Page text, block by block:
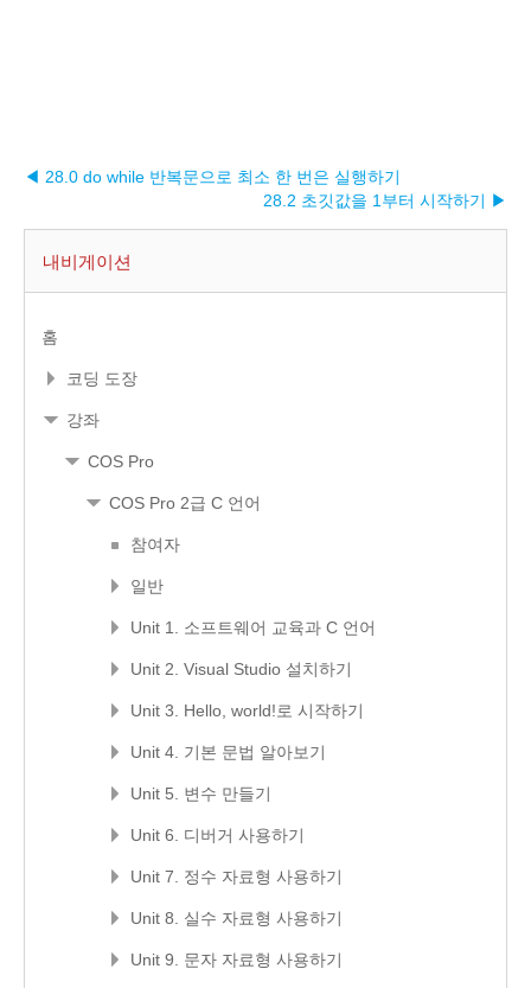
◀ 28.0 do while 반복문으로 최소 한 번은 실행하기
28.2 초깃값을 1부터 시작하기 ▶︎
내비게이션
홈
코딩 도장
강좌
COS Pro
COS Pro 2급 C 언어
참여자
일반
Unit 1. 소프트웨어 교육과 C 언어
Unit 2. Visual Studio 설치하기
Unit 3. Hello, world!로 시작하기
Unit 4. 기본 문법 알아보기
Unit 5. 변수 만들기
Unit 6. 디버거 사용하기
Unit 7. 정수 자료형 사용하기
Unit 8. 실수 자료형 사용하기
Unit 9. 문자 자료형 사용하기